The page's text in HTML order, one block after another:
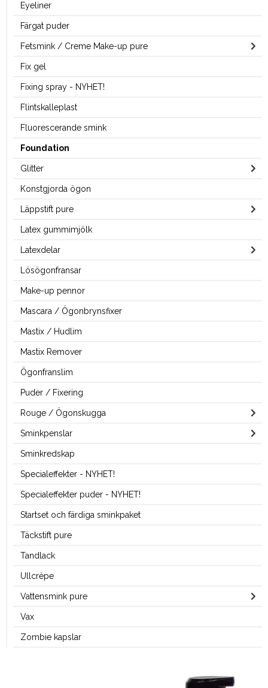
Eyeliner
Färgat puder
Fetsmink / Creme Make-up pure
Fix gel
Fixing spray - NYHET!
Flintskalleplast
Fluorescerande smink
Foundation
Glitter
Konstgjorda ögon
Läppstift pure
Latex gummimjölk
Latexdelar
Lösögonfransar
Make-up pennor
Mascara / Ögonbrynsfixer
Mastix / Hudlim
Mastix Remover
Ögonfranslim
Puder / Fixering
Rouge / Ögonskugga
Sminkpenslar
Sminkredskap
Specialeffekter - NYHET!
Specialeffekter puder - NYHET!
Startset och färdiga sminkpaket
Täckstift pure
Tandlack
Ullcrèpe
Vattensmink pure
Vax
Zombie kapslar